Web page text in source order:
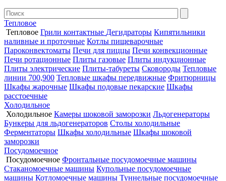
Тепловое
Тепловое Грили контактные Дегидраторы Кипятильники
наливные и проточные Котлы пищеварочные
Пароконвектоматы Печи для пиццы Печи конвекционные
Печи ротационные Плиты газовые Плиты индукционные
Плиты электрические Плиты-табуреты Сковороды Тепловые
линии 700,900 Тепловые шкафы передвижные Фритюрницы
Шкафы жарочные Шкафы подовые пекарские Шкафы
расстоечные
Холодильное
Холодильное Камеры шоковой заморозки Льдогенераторы
Бункеры для льдогенераторов Столы холодильные
Ферментаторы Шкафы холодильные Шкафы шоковой
заморозки
Посудомоечное
Посудомоечное Фронтальные посудомоечные машины
Стаканомоечные машины Купольные посудомоечные
машины Котломоечные машины Туннельные посудомоечные